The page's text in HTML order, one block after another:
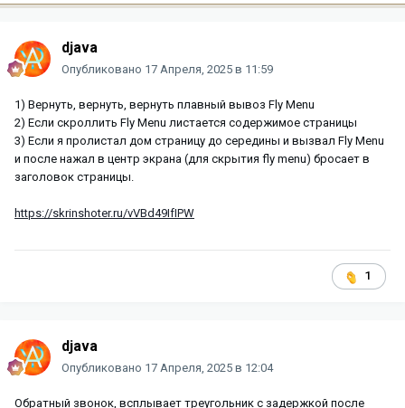
djava
Опубликовано 17 Апреля, 2025 в 11:59
1) Вернуть, вернуть, вернуть плавный вывоз Fly Menu
2) Если скроллить Fly Menu листается содержимое страницы
3) Если я пролистал дом страницу до середины и вызвал Fly Menu
и после нажал в центр экрана (для скрытия fly menu) бросает в
заголовок страницы.
https://skrinshoter.ru/vVBd49IfIPW
1
djava
Опубликовано 17 Апреля, 2025 в 12:04
Обратный звонок, всплывает треугольник с задержкой после